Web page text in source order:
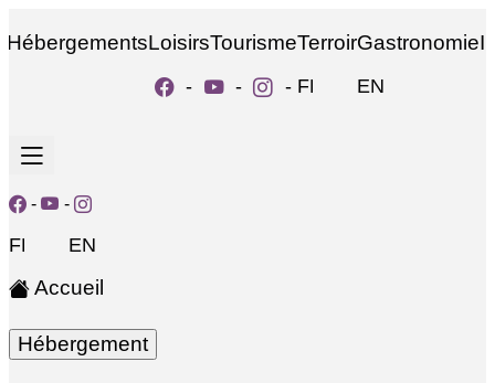
HébergementsLoisirsTourismeTerroirGastronomie
- - - FR EN
- -
FR EN
Accueil
Hébergement